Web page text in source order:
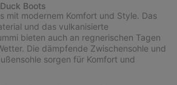
section
Boots
mit modernem Komfort und Style. Das
und das vulkanisierte
bieten auch an regnerischen Tagen
Die dämpfende Zwischensohle und
sorgen für Komfort und